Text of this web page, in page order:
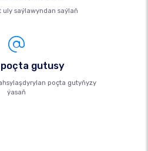
uly saýlawyndan saýlaň
gutusy
poçta gutyňyzy
ýasaň